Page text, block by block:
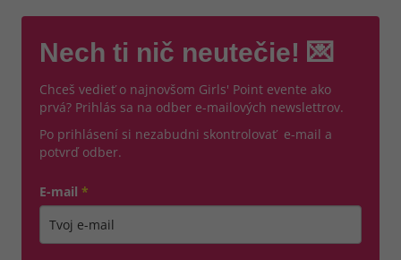
Nech ti nič neutečie! 💌
Chceš vedieť o najnovšom Girls' Point evente ako
prvá? Prihlás sa na odber e-mailových newslettrov.
Po prihlásení si nezabudni skontrolovať e-mail a
potvrď odber.
E-mail *